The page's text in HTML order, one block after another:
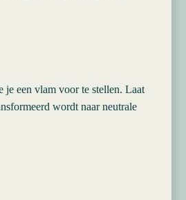
je een vlam voor te stellen. Laat
wordt naar neutrale